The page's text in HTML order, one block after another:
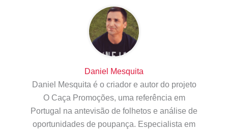
Daniel Mesquita
Daniel Mesquita é o criador e autor do projeto
O Caça Promoções, uma referência em
Portugal na antevisão de folhetos e análise de
oportunidades de poupança. Especialista em